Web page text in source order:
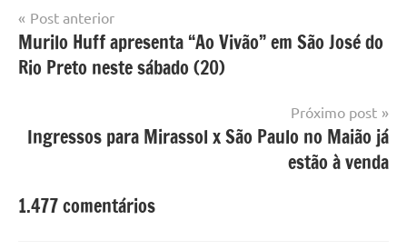
Navegação
de
Post
Post anterior
Murilo Huff apresenta “Ao Vivão” em São José do
Rio Preto neste sábado (20)
Próximo post
Ingressos para Mirassol x São Paulo no Maião já
estão à venda
1.477 comentários